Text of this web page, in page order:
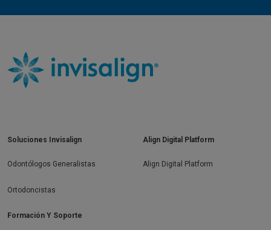
Soluciones Invisalign
Odontólogos Generalistas
Ortodoncistas
Align Digital Platform
Align Digital Platform
Formación Y Soporte